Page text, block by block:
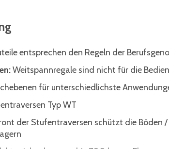
entsprechen den Regeln der
Weitspannregale sind nicht für die
für unterschiedlichste
Typ WT
der Stufentraversen schützt die Böden